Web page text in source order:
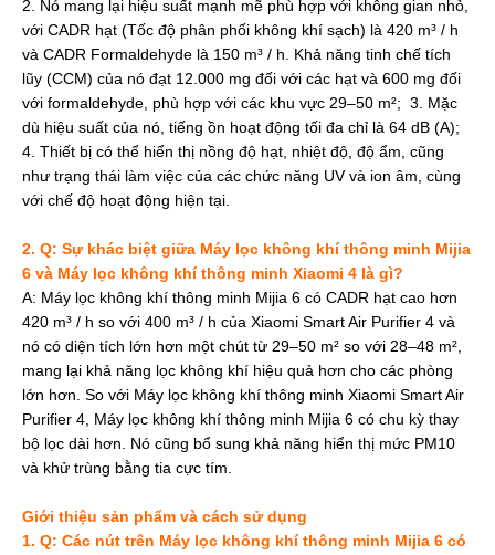
2. Nó mang lại hiệu suất mạnh mẽ phù hợp với không gian nhỏ,
với CADR hạt (Tốc độ phân phối không khí sạch) là 420 m³ / h
và CADR Formaldehyde là 150 m³ / h. Khả năng tinh chế tích
lũy (CCM) của nó đạt 12.000 mg đối với các hạt và 600 mg đối
với formaldehyde, phù hợp với các khu vực 29–50 m²; 3. Mặc
dù hiệu suất của nó, tiếng ồn hoạt động tối đa chỉ là 64 dB (A);
4. Thiết bị có thể hiển thị nồng độ hạt, nhiệt độ, độ ẩm, cũng
như trạng thái làm việc của các chức năng UV và ion âm, cùng
với chế độ hoạt động hiện tại.
2. Q: Sự khác biệt giữa Máy lọc không khí thông minh Mijia
6 và Máy lọc không khí thông minh Xiaomi 4 là gì?
A: Máy lọc không khí thông minh Mijia 6 có CADR hạt cao hơn
420 m³ / h so với 400 m³ / h của Xiaomi Smart Air Purifier 4 và
nó có diện tích lớn hơn một chút từ 29–50 m² so với 28–48 m²,
mang lại khả năng lọc không khí hiệu quả hơn cho các phòng
lớn hơn. So với Máy lọc không khí thông minh Xiaomi Smart Air
Purifier 4, Máy lọc không khí thông minh Mijia 6 có chu kỳ thay
bộ lọc dài hơn. Nó cũng bổ sung khả năng hiển thị mức PM10
và khử trùng bằng tia cực tím.
Giới thiệu sản phẩm và cách sử dụng
1. Q: Các nút trên Máy lọc không khí thông minh Mijia 6 có